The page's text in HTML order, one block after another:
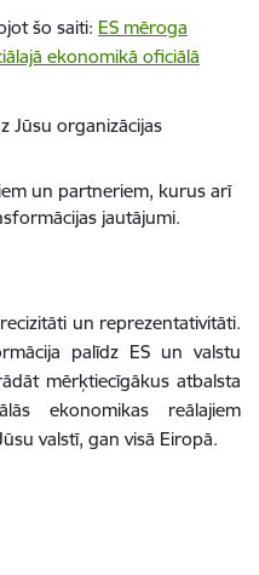
šo saiti: ES mēroga
ekonomikā oficiālā
Jūsu organizācijas
un partneriem, kurus arī
jautājumi.
un reprezentativitāti.
palīdz ES un valstu
mērķtiecīgākus atbalsta
ekonomikas reālajiem
valstī, gan visā Eiropā.